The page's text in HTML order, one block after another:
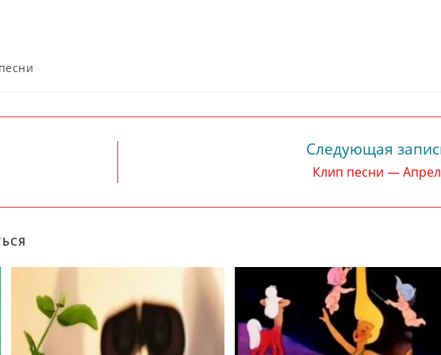
Следующая
Клип песни —